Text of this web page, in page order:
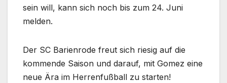
sein will, kann sich noch bis zum 24. Juni
melden.
Der SC Barienrode freut sich riesig auf die
kommende Saison und darauf, mit Gomez eine
neue Ära im Herrenfußball zu starten!